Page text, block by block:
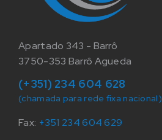
Apartado 343 - Barrô
3750-353 Barrô Agueda
(+351) 234 604 628
(chamada para rede fixa nacional)
Fax: +351 234 604 629